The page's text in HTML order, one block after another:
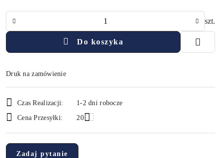
szt.
Do koszyka
Druk na zamówienie
i
dostawa
Czas Realizacji:
1-2 dni robocze
Cena Przesyłki:
20
Zadaj pytanie